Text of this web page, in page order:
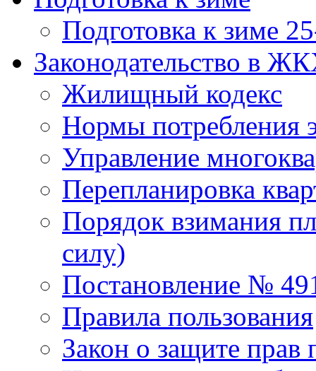
Подготовка к зиме
Законодательство в
Жилищный кодекс
Нормы потребления
Управление
Перепланировка
Порядок взимания
силу)
Постановление №
Правила пользования
Закон о защите прав